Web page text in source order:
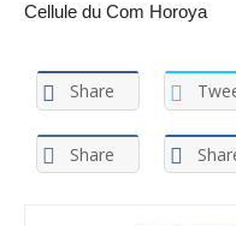
Cellule du Com Horoya
Share
Share